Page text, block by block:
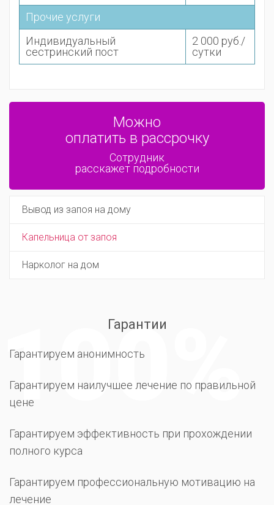
Прочие услуги
Индивидуальный
сестринский пост
2 000 руб./
сутки
Можно
оплатить в рассрочку
Сотрудник
расскажет подробности
Вывод из запоя на дому
Капельница от запоя
Нарколог на дом
Гарантии
Гарантируем анонимность
Гарантируем наилучшее лечение по правильной
цене
Гарантируем эффективность при прохождении
полного курса
Гарантируем профессиональную мотивацию на
лечение